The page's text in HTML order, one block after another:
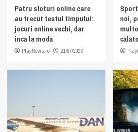
Patru sloturi online care
au trecut testul timpului:
jocuri online vechi, dar
încă la modă
PlayNews.ro 21/07/2026
noi,